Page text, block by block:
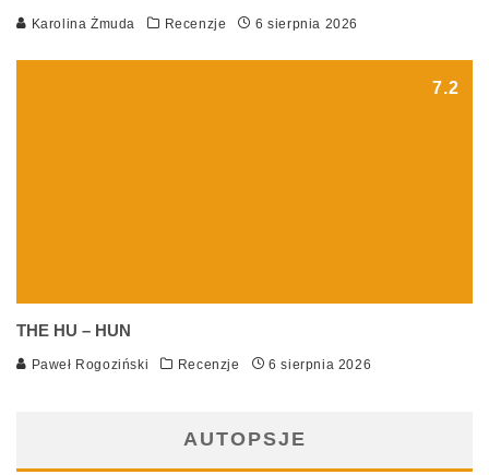
Karolina Żmuda Recenzje 6 sierpnia 2026
7.2
THE HU – HUN
Paweł Rogoziński Recenzje 6 sierpnia 2026
AUTOPSJE